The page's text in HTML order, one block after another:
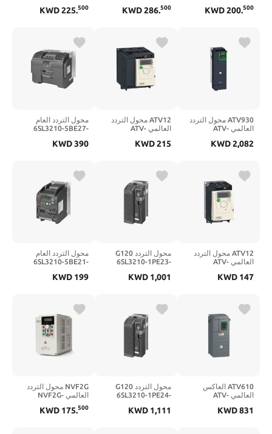
6SL32101PE123UL1
KWD200.500
ATV310HU40N4A
KWD286.500
ATV320U04N4B
KWD225.500
ATV930 محول التردد
العالمي ATV-
ATV930D30N4
KWD2,082
ATV12 محول التردد
العالمي ATV-
ATV12HU15M2
KWD215
محول التردد العام
6SL3210-5BE27-
6SL32105BE275UV0
KWD390
ATV12 محول التردد
العالمي ATV-
ATV12H018M2
KWD 147
محول التردد G120
6SL3210-1PE23-
6SL32101PE238UL0
KWD 1,001
محول التردد العام
6SL3210-5BE21-
6SL32105BE211UV0
KWD 199
ATV610 العاكس
العالمي ATV-
ATV610D18N4
KWD831
محول التردد G120
6SL3210-1PE24-
6SL32101PE245UL0
KWD 1,111
NVF2G محول التردد
العالمي NVF2G-
780050400000004
KWD 175.500